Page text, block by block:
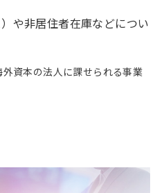
や非居住者在庫などについ
資本の法人に課せられる事業